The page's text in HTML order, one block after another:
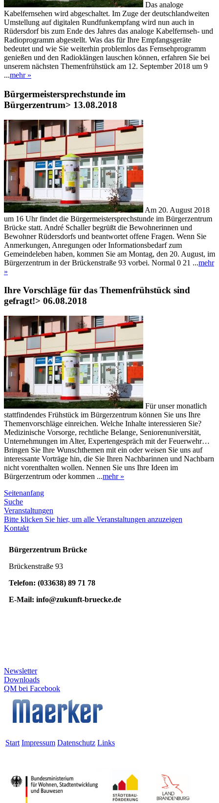
Das analoge
Kabelfernsehen wird abgeschaltet. Im Zuge der deutschlandweiten
Umstellung auf digitalen Rundfunkempfang wird nun auch in
Rüdersdorf bis zum Ende des Jahres das analoge Kabelfernseh- und
Radioprogramm abgestellt. Was das für Ihre Empfangsgeräte
bedeutet und wie Sie weiterhin problemlos das Fernsehprogramm
genießen und den Radioklängen lauschen können, erfahren Sie bei
unserem nächsten Themenfrühstück am 12. September 2018 um 9
...mehr »
Bürgermeistersprechstunde im
Bürgerzentrum> 13.08.2018
Am 20. August 2018
um 16 Uhr findet die Bürgermeistersprechstunde im Bürgerzentrum
Brücke statt. André Schaller begrüßt die Bewohnerinnen und
Bewohner Rüdersdorfs und beantwortet offene Fragen. Wenn Sie
Anmerkungen, Anregungen oder Informationsbedarf zum
Gemeindeleben haben, kommen Sie am Montag, den 20. August, im
Bürgerzentrum in der Brückenstraße 93 vorbei. Normal 0 21 ...mehr
»
Ihre Vorschläge für das Themenfrühstück sind
gefragt!> 06.08.2018
Für unser monatlich
stattfindendes Frühstück im Bürgerzentrum können Sie uns Ihre
Themenvorschläge einreichen. Welche Inhalte interessieren Sie?
Medizinische Vorsorge, rechtliche Belange, Seniorenuniversität,
Unternehmungen im Alter, Expertengespräch mit der Feuerwehr…
Bringen Sie Ihre Wunschthemen mit ein oder weisen Sie uns auf
interessante Vorträge hin, die Sie Ihren Nachbarinnen und Nachbarn
nicht vorenthalten wollen. Nennen Sie uns Ihre Ideen im
Bürgerzentrum oder kommen ...mehr »
Seitenanfang
Suche
Veranstaltungen
Bitte klicken Sie hier, um alle Veranstaltungen anzuzeigen
Kontakt
Bürgerzentrum Brücke
Brückenstraße 93
Telefon: (033638) 89 71 78
E-Mail: info@zukunft-bruecke.de
Newsletter
Downloads
QM bei Facebook
Start Impressum Datenschutz Links